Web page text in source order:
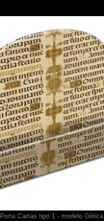
Porta Cartas tipo 1 - modelo Gótica